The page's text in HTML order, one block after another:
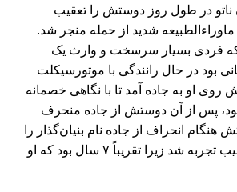
ناتو در طول روز دوستش را تعقیب
شدید از حمله منجر شد.
فردی بسیار سرسخت و وارث یک
بود در حال رانندگی با موتورسیکلت
او به جاده آمد تا با نگاهی خصمانه
پس از آن دوستش از جاده منحرف
هنگام انحراف از جاده نام بنیان‌گذار را
صدا زد که آن هم عجیب تجربه شد زیرا تقریباً ۷ سال بود که او